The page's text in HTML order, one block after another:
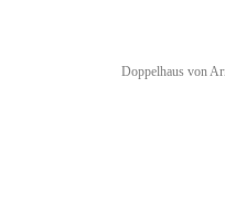
Doppelhaus von